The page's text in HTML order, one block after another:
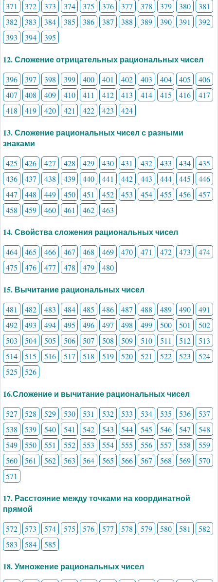
371 372 373 374 375 376 377 378 379 380
381
382
383 384 385 386 387 388 389 390 391
392
393
394 395
12. Сложение отрицательных рациональных чисел
396 397 398 399 400 401 402 403 404 405
406
407
408 409 410 411 412 413 414 415 416
417
418
419 420 421 422 423 424
13. Сложение рациональных чисел с разными
знаками
425 426 427 428 429 430 431 432 433 434
435
436
437 438 439 440 441 442 443 444 445
446
447
448 449 450 451 452 453 454 455 456
457
458
459 460 461 462 463
14. Свойства сложения рациональных чисел
464 465 466 467 468 469 470 471 472 473
474
475
476 477 478 479 480
15. Вычитание рациональных чисел
481 482 483 484 485 486 487 488 489 490
491
492
493 494 495 496 497 498 499 500 501
502
503
504 505 506 507 508 509 510 511 512
513
514
515 516 517 518 519 520 521 522 523
524
525
526
16.Сложение и вычитание рациональных чисел
527 528 529 530 531 532 533 534 535 536
537
538
539 540 541 542 543 544 545 546 547
548
549
550 551 552 553 554 555 556 557 558
559
560
561 562 563 564 565 566 567 568 569
570
571
17. Расстояние между точками на координатной
прямой
572 573 574 575 576 577 578 579 580 581
582
583
584 585
18. Умножение рациональных чисел